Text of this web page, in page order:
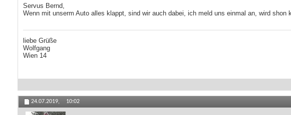
Servus Bernd,
Wenn mit unserm Auto alles klappt, sind wir auch dabei, ich meld uns einmal an, wird shon
liebe Grüße
Wolfgang
Wien 14
24.07.2019, 10:02